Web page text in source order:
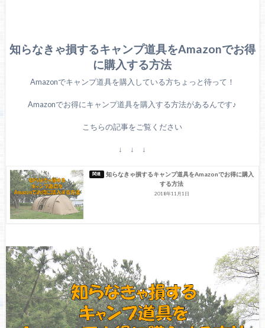
知らなきゃ損するキャンプ道具をAmazonでお得
に購入する方法
Amazonでキャンプ道具を購入している方ちょっと待って！
Amazonでお得にキャンプ道具を購入する方法があるんです♪
こちらの記事をご覧ください
↓ ↓ ↓
知らなきゃ損するキャンプ道具をAmazonでお得に購入
する方法
2018年11月1日